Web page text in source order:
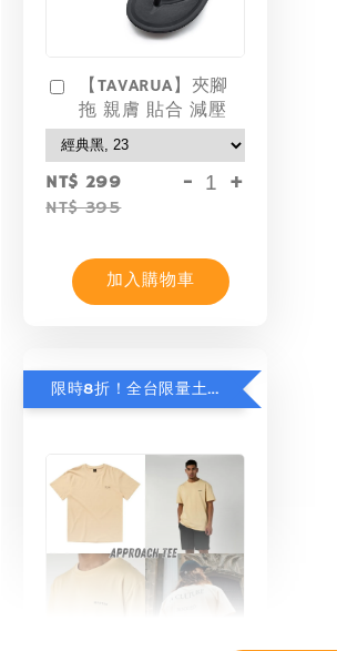
【TAVARUA】夾腳
拖 親膚 貼合 減壓
NT$ 299
NT$ 395
- +
加入購物車
限時8折！全台限量土耳其棉T